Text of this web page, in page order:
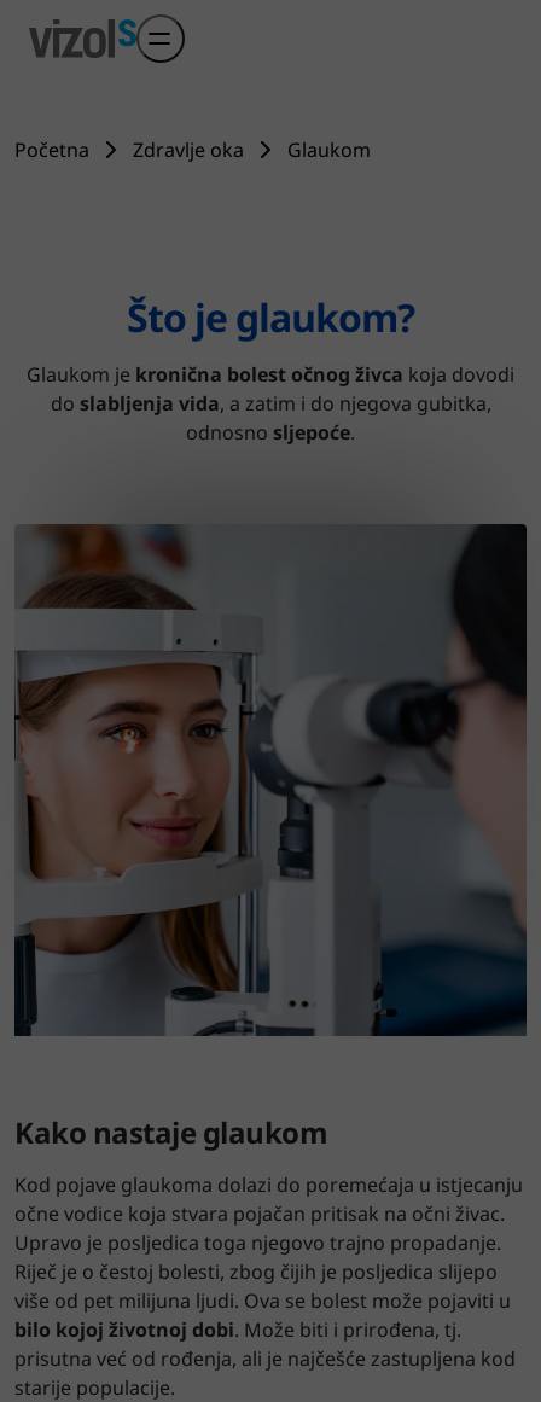
Početna Zdravlje oka Glaukom
Što je glaukom?
Glaukom je kronična bolest očnog živca koja dovodi
do slabljenja vida, a zatim i do njegova gubitka,
odnosno sljepoće.
Kako nastaje glaukom
Kod pojave glaukoma dolazi do poremećaja u istjecanju
očne vodice koja stvara pojačan pritisak na očni živac.
Upravo je posljedica toga njegovo trajno propadanje.
Riječ je o čestoj bolesti, zbog čijih je posljedica slijepo
više od pet milijuna ljudi. Ova se bolest može pojaviti u
bilo kojoj životnoj dobi. Može biti i prirođena, tj.
prisutna već od rođenja, ali je najčešće zastupljena kod
starije populacije.